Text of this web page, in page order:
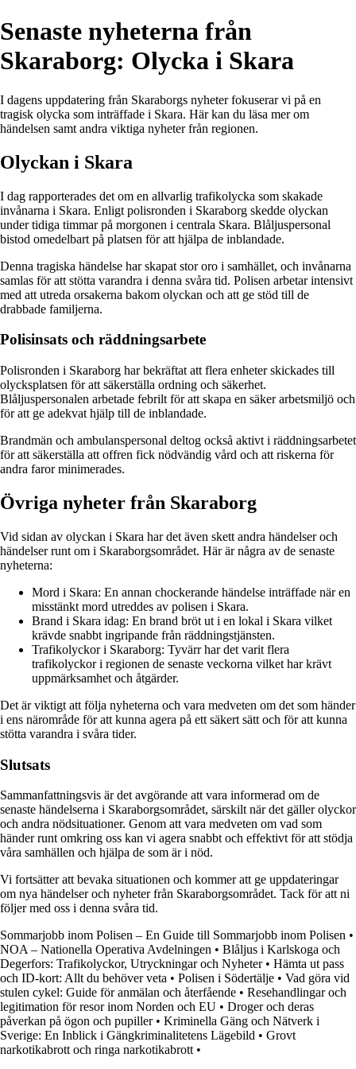
Senaste nyheterna från
Skaraborg: Olycka i Skara
I dagens uppdatering från Skaraborgs nyheter fokuserar vi på en
tragisk olycka som inträffade i Skara. Här kan du läsa mer om
händelsen samt andra viktiga nyheter från regionen.
Olyckan i Skara
I dag rapporterades det om en allvarlig trafikolycka som skakade
invånarna i Skara. Enligt polisronden i Skaraborg skedde olyckan
under tidiga timmar på morgonen i centrala Skara. Blåljuspersonal
bistod omedelbart på platsen för att hjälpa de inblandade.
Denna tragiska händelse har skapat stor oro i samhället, och invånarna
samlas för att stötta varandra i denna svåra tid. Polisen arbetar intensivt
med att utreda orsakerna bakom olyckan och att ge stöd till de
drabbade familjerna.
Polisinsats och räddningsarbete
Polisronden i Skaraborg har bekräftat att flera enheter skickades till
olycksplatsen för att säkerställa ordning och säkerhet.
Blåljuspersonalen arbetade febrilt för att skapa en säker arbetsmiljö och
för att ge adekvat hjälp till de inblandade.
Brandmän och ambulanspersonal deltog också aktivt i räddningsarbetet
för att säkerställa att offren fick nödvändig vård och att riskerna för
andra faror minimerades.
Övriga nyheter från Skaraborg
Vid sidan av olyckan i Skara har det även skett andra händelser och
händelser runt om i Skaraborgsområdet. Här är några av de senaste
nyheterna:
Mord i Skara: En annan chockerande händelse inträffade när en
misstänkt mord utreddes av polisen i Skara.
Brand i Skara idag: En brand bröt ut i en lokal i Skara vilket
krävde snabbt ingripande från räddningstjänsten.
Trafikolyckor i Skaraborg: Tyvärr har det varit flera
trafikolyckor i regionen de senaste veckorna vilket har krävt
uppmärksamhet och åtgärder.
Det är viktigt att följa nyheterna och vara medveten om det som händer
i ens närområde för att kunna agera på ett säkert sätt och för att kunna
stötta varandra i svåra tider.
Slutsats
Sammanfattningsvis är det avgörande att vara informerad om de
senaste händelserna i Skaraborgsområdet, särskilt när det gäller olyckor
och andra nödsituationer. Genom att vara medveten om vad som
händer runt omkring oss kan vi agera snabbt och effektivt för att stödja
våra samhällen och hjälpa de som är i nöd.
Vi fortsätter att bevaka situationen och kommer att ge uppdateringar
om nya händelser och nyheter från Skaraborgsområdet. Tack för att ni
följer med oss i denna svåra tid.
Sommarjobb inom Polisen – En Guide till Sommarjobb inom Polisen •
NOA – Nationella Operativa Avdelningen • Blåljus i Karlskoga och
Degerfors: Trafikolyckor, Utryckningar och Nyheter• Hämta ut pass
och ID-kort: Allt du behöver veta • Polisen i Södertälje • Vad göra vid
stulen cykel: Guide för anmälan och återfående • Resehandlingar och
legitimation för resor inom Norden och EU • Droger och deras
påverkan på ögon och pupiller• Kriminella Gäng och Nätverk i
Sverige: En Inblick i Gängkriminalitetens Lägebild • Grovt
narkotikabrott och ringa narkotikabrott •